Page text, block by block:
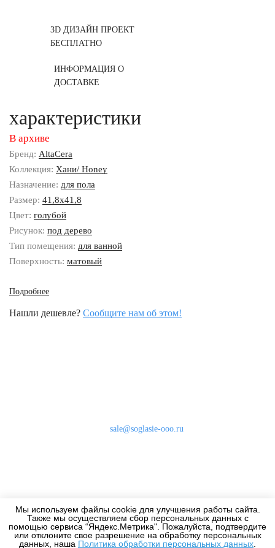
3D ДИЗАЙН ПРОЕКТ
БЕСПЛАТНО
ИНФОРМАЦИЯ О
ДОСТАВКЕ
характеристики
В архиве
Бренд: AltaCera
Коллекция: Хани/ Honey
Назначение: для пола
Размер: 41,8x41,8
Цвет: голубой
Рисунок: под дерево
Тип помещения: для ванной
Поверхность: матовый
Подробнее
Нашли дешевле? Сообщите нам об этом!
Мы используем файлы cookie для улучшения работы сайта.
Также мы осуществляем сбор персональных данных с
помощью сервиса “Яндекс.Метрика". Пожалуйста, подтвердите
или отклоните свое разрешение на обработку персональных
данных, наша Политика обработки персональных данных
sale@soglasie-ooo.ru
Дизайнерам